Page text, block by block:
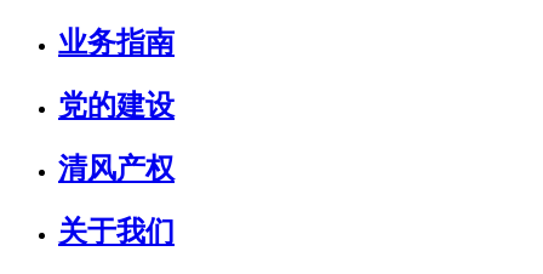
业务指南
党的建设
清风产权
关于我们